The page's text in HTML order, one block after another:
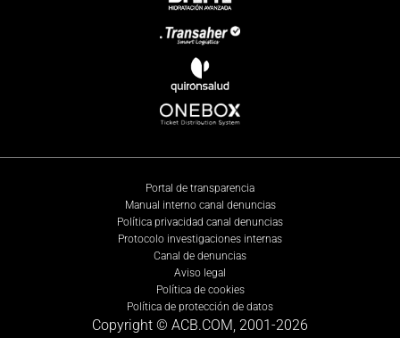
Portal de transparencia
Manual interno canal denuncias
Política privacidad canal denuncias
Protocolo investigaciones internas
Canal de denuncias
Aviso legal
Política de cookies
Política de protección de datos
Copyright © ACB.COM, 2001-2026